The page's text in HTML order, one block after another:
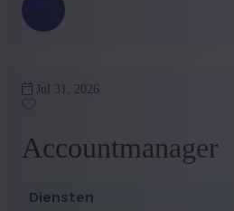
Jul 31, 2026
Accountmanager
Diensten